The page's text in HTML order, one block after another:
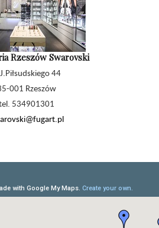
Rzeszów Swarovski
44
001 Rzeszów
534901301